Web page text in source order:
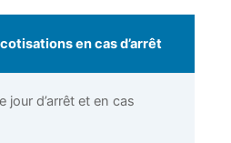
en cas d’arrêt
jour d’arrêt et en cas